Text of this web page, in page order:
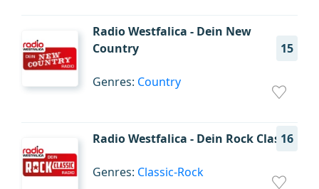
Radio Westfalica - Dein New
Country
15
Genres: Country
Radio Westfalica - Dein Rock Classic
16
Genres: Classic-Rock